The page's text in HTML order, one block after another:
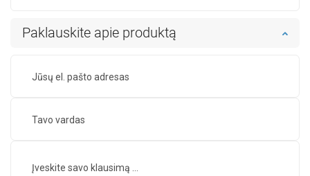
Paklauskite apie produktą